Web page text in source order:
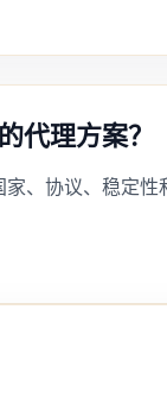
代理方案？
、协议、稳定